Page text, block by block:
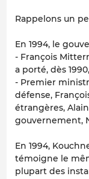
Rappelons un
En 1994, le
- François
a porté, dès
- Premier
défense,
étrangères,
gouvernement,
En 1994,
témoigne le
plupart des